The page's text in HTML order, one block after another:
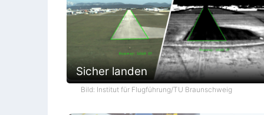
Sicher landen
Bild: Institut für Flugführung/TU Braunschweig